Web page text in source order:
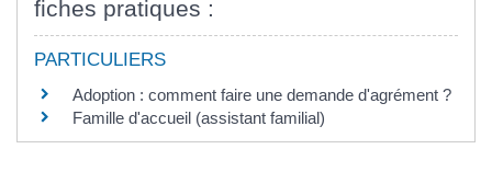
fiches pratiques :
PARTICULIERS
Adoption : comment faire une demande d'agrément ?
Famille d'accueil (assistant familial)